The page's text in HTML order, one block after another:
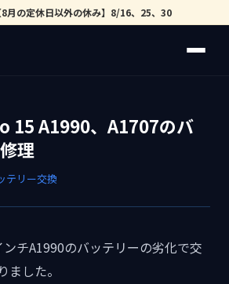
8月の定休日以外の休み】8/16、25、30
15 A1990、A1707のバ
理
テリー交換
チA1990のバッテリーの劣化で交
した。